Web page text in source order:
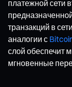
платежной сети
транзакций в
аналогии с
слой обеспечит
мгновенные